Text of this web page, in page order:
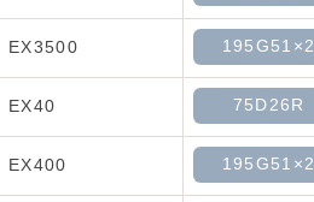
EX3500 195G51×2
EX40 75D26R
EX400 195G51×2